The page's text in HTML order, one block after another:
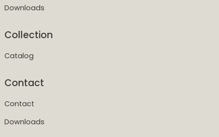
Downloads
Collection
Catalog
Contact
Contact
Downloads